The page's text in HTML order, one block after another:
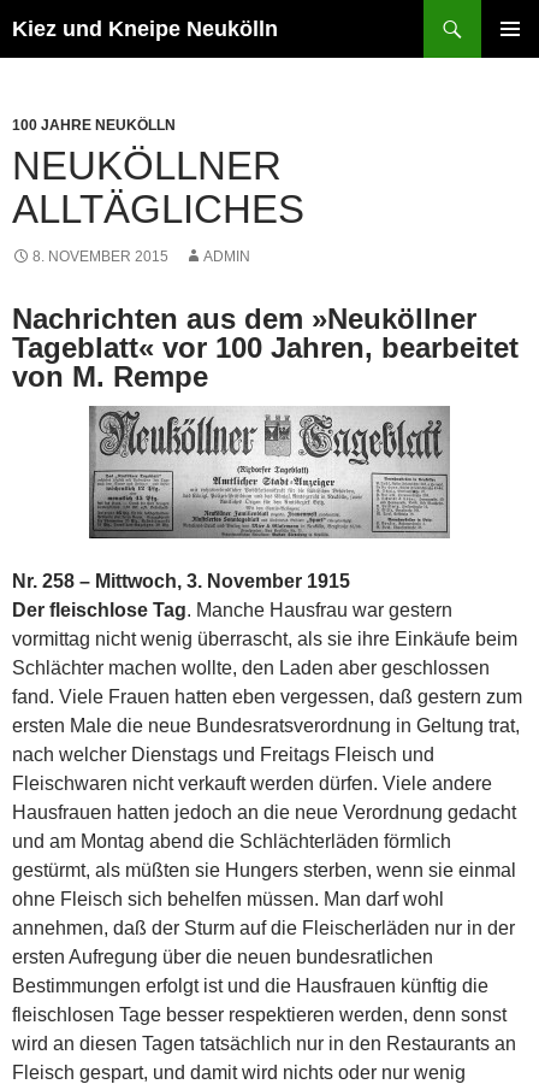
Inhalt
Kiez und Kneipe Neukölln
100 JAHRE NEUKÖLLN
NEUKÖLLNER
ALLTÄGLICHES
8. NOVEMBER 2015 ADMIN
Nachrichten aus dem »Neuköllner
Tageblatt« vor 100 Jahren, bearbeitet
von M. Rempe
Nr. 258 – Mittwoch, 3. November 1915
Der fleischlose Tag. Manche Hausfrau war gestern
vormittag nicht wenig überrascht, als sie ihre Einkäufe beim
Schlächter machen wollte, den Laden aber geschlossen
fand. Viele Frauen hatten eben vergessen, daß gestern zum
ersten Male die neue Bundesratsverordnung in Geltung trat,
nach welcher Dienstags und Freitags Fleisch und
Fleischwaren nicht verkauft werden dürfen. Viele andere
Hausfrauen hatten jedoch an die neue Verordnung gedacht
und am Montag abend die Schlächterläden förmlich
gestürmt, als müßten sie Hungers sterben, wenn sie einmal
ohne Fleisch sich behelfen müssen. Man darf wohl
annehmen, daß der Sturm auf die Fleischerläden nur in der
ersten Aufregung über die neuen bundesratlichen
Bestimmungen erfolgt ist und die Hausfrauen künftig die
fleischlosen Tage besser respektieren werden, denn sonst
wird an diesen Tagen tatsächlich nur in den Restaurants an
Fleisch gespart, und damit wird nichts oder nur wenig